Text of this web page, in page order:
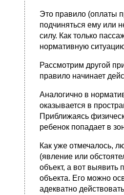
Это правило (оплаты
подчиняться ему или
силу. Как только
нормативную
Рассмотрим другой
правило начинает
Аналогично в
оказывается в
Приближаясь
ребенок попадает в
Как уже отмечалось,
(явление или
объект, а вот выявить
объекта. Его можно
адекватно